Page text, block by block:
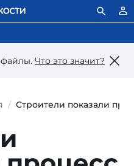
файлы. Что это значит?
Строители показали